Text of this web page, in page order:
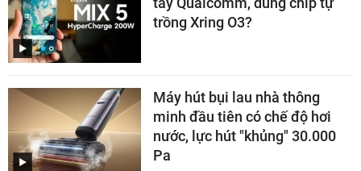
trồng Xring O3?
Máy hút bụi lau nhà thông
minh đầu tiên có chế độ hơi
nước, lực hút "khủng" 30.000
Pa